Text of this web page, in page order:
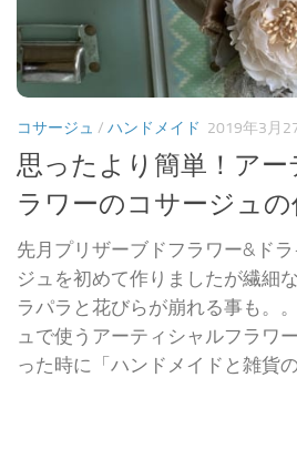
コサージュ / ハンドメイド 2019年3月
思ったより簡単！アー
ラワーのコサージュ
先月プリザーブドフラワー&ド
ジュを初めて作りましたが繊細
ラパラと花びらが崩れる事も。
ュで使うアーティシャルフラワ
った時に「ハンドメイドと雑貨